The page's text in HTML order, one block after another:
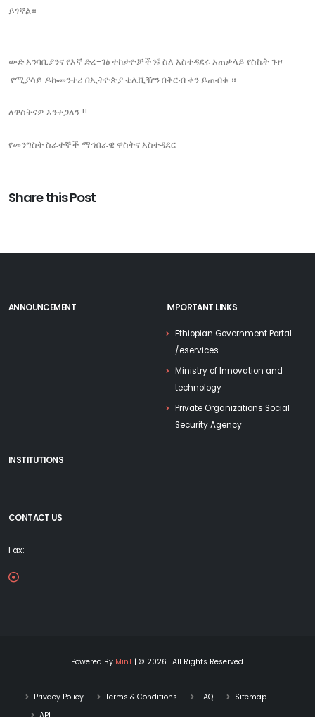
ይገኛል።
ውድ አንባቢያንና የእኛ ድረ-ገፅ ተከታዮቻችን፤ ስለ አስተዳደሩ አጠቃላይ የስኬት ጉዞ
የሚያሳይ ዶኩመንተሪ በኢትዮጵያ ቴሌቪዥን በቅርብ ቀን ይጠብቁ ።
ለዋስትናዎ እንተጋለን !!
የመንግስት ስራተኞች ማኅበራዊ ዋስትና አስተዳደር
Share this Post
ANNOUNCEMENT IMPORTANT LINKS
Ethiopian Government Portal
/eservices
Ministry of Innovation and
technology
Private Organizations Social
Security Agency
INSTITUTIONS
CONTACT US
Fax:
Powered By MinT| © 2026 . All Rights Reserved.
Privacy Policy Terms & Conditions FAQ
Sitemap